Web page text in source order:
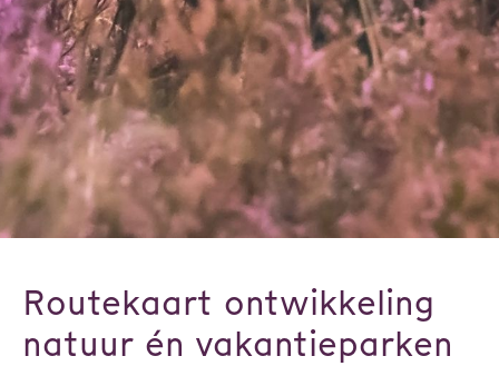
Routekaart ontwikkeling
natuur én vakantieparken